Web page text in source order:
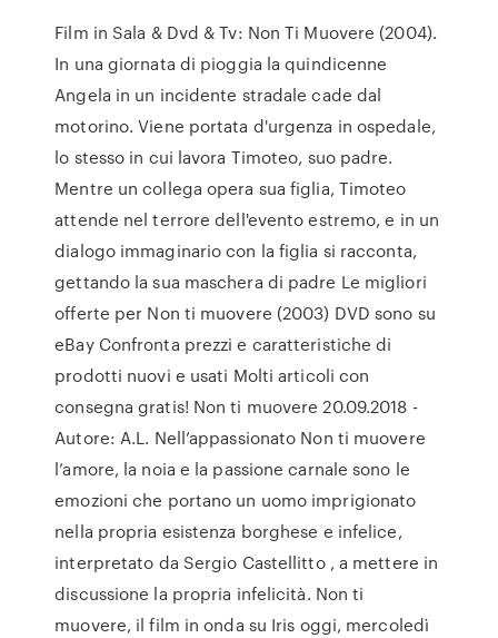
Film in Sala & Dvd & Tv: Non Ti Muovere (2004).
In una giornata di pioggia la quindicenne
Angela in un incidente stradale cade dal
motorino. Viene portata d'urgenza in ospedale,
lo stesso in cui lavora Timoteo, suo padre.
Mentre un collega opera sua figlia, Timoteo
attende nel terrore dell'evento estremo, e in un
dialogo immaginario con la figlia si racconta,
gettando la sua maschera di padre Le migliori
offerte per Non ti muovere (2003) DVD sono su
eBay Confronta prezzi e caratteristiche di
prodotti nuovi e usati Molti articoli con
consegna gratis! Non ti muovere 20.09.2018 -
Autore: A.L. Nell’appassionato Non ti muovere
l’amore, la noia e la passione carnale sono le
emozioni che portano un uomo imprigionato
nella propria esistenza borghese e infelice,
interpretato da Sergio Castellitto , a mettere in
discussione la propria infelicità. Non ti
muovere, il film in onda su Iris oggi, mercoledì